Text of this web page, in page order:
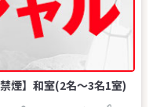
煙】和室(2名～3名1室)